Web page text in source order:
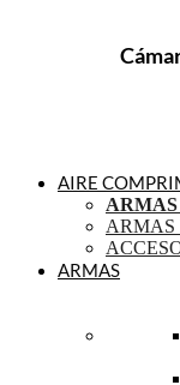
AIRE
ARMAS
ARMAS